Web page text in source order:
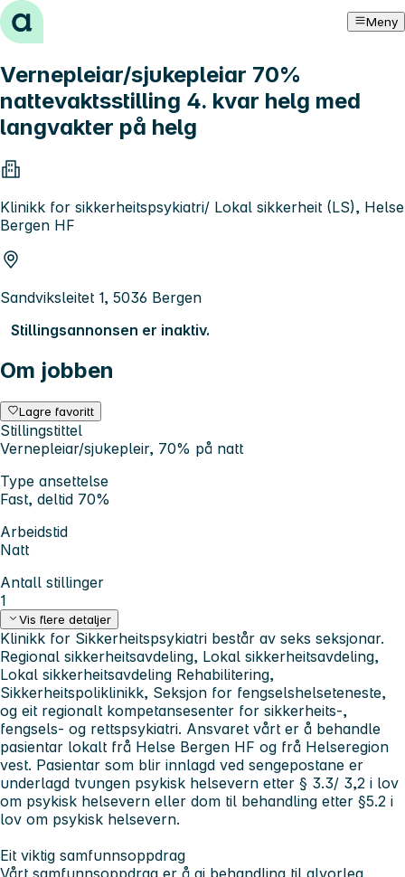
Hopp til innhold Meny
Vernepleiar/sjukepleiar 70%
nattevaktsstilling 4. kvar helg med
langvakter på helg
Klinikk for sikkerheitspsykiatri/ Lokal sikkerheit (LS), Helse
Bergen HF
Sandviksleitet 1, 5036 Bergen
Stillingsannonsen er inaktiv.
Om jobben
Lagre favoritt
Stillingstittel
Vernepleiar/sjukepleir, 70% på natt
Type ansettelse
Fast, deltid 70%
Arbeidstid
Natt
Antall stillinger
1
Vis flere detaljer
Klinikk for Sikkerheitspsykiatri består av seks seksjonar.
Regional sikkerheitsavdeling, Lokal sikkerheitsavdeling,
Lokal sikkerheitsavdeling Rehabilitering,
Sikkerheitspoliklinikk, Seksjon for fengselshelseteneste,
og eit regionalt kompetansesenter for sikkerheits-,
fengsels- og rettspsykiatri. Ansvaret vårt er å behandle
pasientar lokalt frå Helse Bergen HF og frå Helseregion
vest. Pasientar som blir innlagd ved sengepostane er
underlagd tvungen psykisk helsevern etter § 3.3/ 3,2 i lov
om psykisk helsevern eller dom til behandling etter §5.2 i
lov om psykisk helsevern.
Eit viktig samfunnsoppdrag